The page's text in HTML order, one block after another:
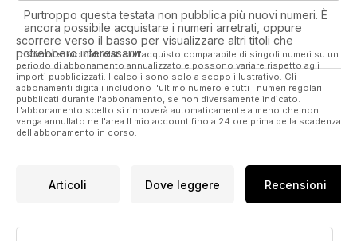
Purtroppo questa testata non pubblica più nuovi numeri. È
ancora possibile acquistare i numeri arretrati, oppure
scorrere verso il basso per visualizzare altri titoli che
potrebbero interessarvi.
I risparmi sono calcolati sull'acquisto comparabile di singoli numeri su un
periodo di abbonamento annualizzato e possono variare rispetto agli
importi pubblicizzati. I calcoli sono solo a scopo illustrativo. Gli
abbonamenti digitali includono l'ultimo numero e tutti i numeri regolari
pubblicati durante l'abbonamento, se non diversamente indicato.
L'abbonamento scelto si rinnoverà automaticamente a meno che non
venga annullato nell'area Il mio account fino a 24 ore prima della scadenza
dell'abbonamento in corso.
Articoli Dove leggere Recensioni